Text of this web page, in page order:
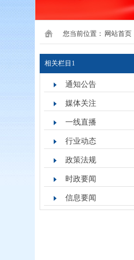
您当前位置： 网站首页
相关栏目1
通知公告
媒体关注
一线直播
行业动态
政策法规
时政要闻
信息要闻